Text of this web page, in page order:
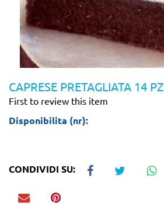
CAPRESE PRETAGLIATA 14 PZ
First to review this item
Disponibilita (nr):
CONDIVIDI SU: